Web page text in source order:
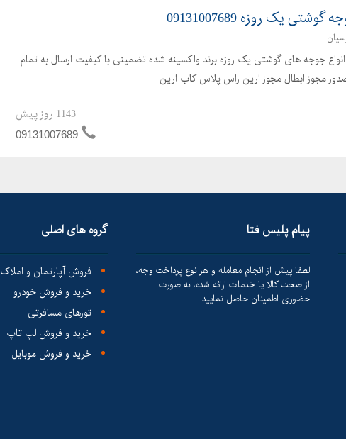
یک روزه 09131007689
جوجه های گوشتی یک روزه برند واکسینه شده تضمینی با کیفیت ارسال به تمام
مجوز ابطال مجوز ارین راس پلاس کاب ارین
1143 روز پیش
09131007689
پیام پلیس فتا
لطفا پیش از انجام معامله و هر نوع پرداخت وجه،
از صحت کالا یا خدمات ارائه شده، به صورت
حضوری اطمینان حاصل نمایید.
گروه های اصلی
فروش آپارتمان و املاک
خرید و فروش خودرو
تورهای مسافرتی
خرید و فروش لپ تاپ
خرید و فروش موبایل